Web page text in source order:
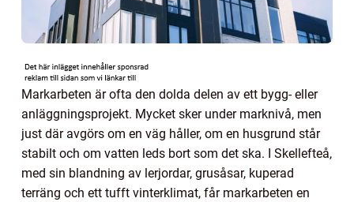
Markarbeten är ofta den dolda delen av ett bygg- eller
anläggningsprojekt. Mycket sker under marknivå, men
just där avgörs om en väg håller, om en husgrund står
stabilt och om vatten leds bort som det ska. I Skellefteå,
med sin blandning av lerjordar, grusåsar, kuperad
terräng och ett tufft vinterklimat, får markarbeten en